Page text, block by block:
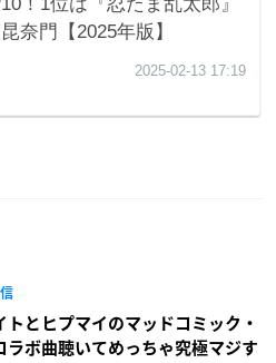
とヒプマイのマッドコミック・
ボ曲聴いてめっちゃ究極マジす